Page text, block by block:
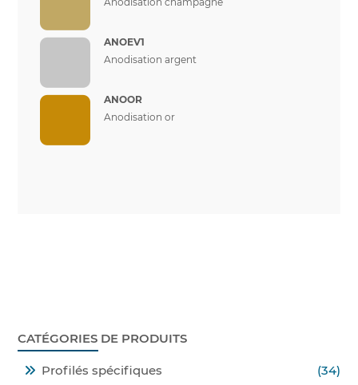
ANOEV1
Anodisation argent
ANOOR
Anodisation or
CATÉGORIES DE PRODUITS
Profilés spécifiques (34)